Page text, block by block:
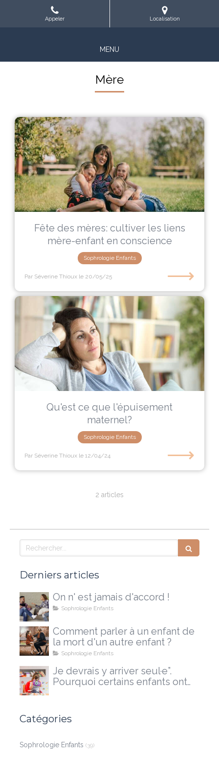
Appeler Localisation
MENU
Mère
Fête des mères: cultiver les liens
mère-enfant en conscience
Sophrologie Enfants
Par Séverine Thioux le 20/05/25 ⟶
Qu'est ce que l'épuisement
maternel?
Sophrologie Enfants
Par Séverine Thioux le 12/04/24 ⟶
2 articles
Rechercher
Derniers articles
On n' est jamais d'accord !
Sophrologie Enfants
Comment parler à un enfant de
la mort d'un autre enfant ?
Sophrologie Enfants
Je devrais y arriver seul·e”.
Pourquoi certains enfants ont
Catégories
Sophrologie Enfants (39)